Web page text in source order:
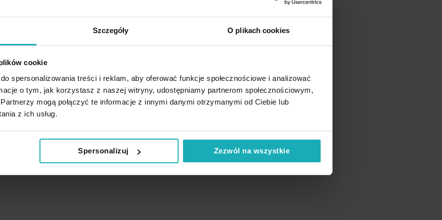
Szczegóły O plikach cookies
cookie
spersonalizowania treści i reklam, aby oferować funkcje społecznościowe i analizować
o tym, jak korzystasz z naszej witryny, udostępniamy partnerom społecznościowym,
mogą połączyć te informacje z innymi danymi otrzymanymi od Ciebie lub
z ich usług.
Spersonalizuj Zezwól na wszystkie
czerwona świąteczna z
140x250 cm przelotka
do koszyka
listy
życzeń